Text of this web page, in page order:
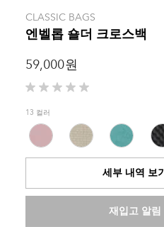
CLASSIC BAGS
엔벨롭 숄더 크로스백
59,000 원
별
5
중
0.0
개
니
13 컬러
세부 내역 보기
재입고 알림